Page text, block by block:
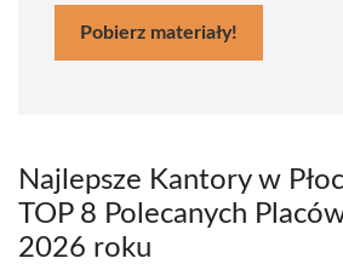
Pobierz materiały!
Najlepsze Kantory w
TOP 8 Polecanych
2026 roku